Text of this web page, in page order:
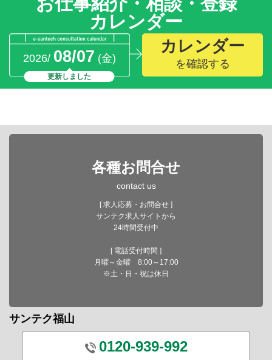
カレンダー
2026/ 08/07 (金)
更新しました
カレンダー
を確認する
各種お問合せ
contact us
[ 求人応募・お問合せ ]
サンテク求人サイトから
24時間受付中
[ 電話受付時間 ]
月曜～金曜 8:00～17:00
※土・日・祝は休日
サンテク福山
0120-939-992